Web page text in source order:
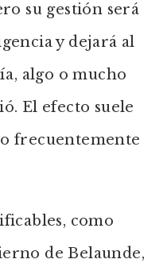
su gestión será
y dejará al
algo o mucho
El efecto suele
frecuentemente
como
de Belaunde,